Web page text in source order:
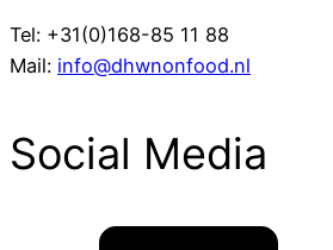
Tel: +31(0)168-85 11 88
Mail: info@dhwnonfood.nl
Social Media
Persoonlijk advies?